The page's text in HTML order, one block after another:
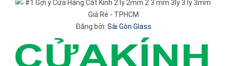
Đăng bởi: Sài Gòn Glass